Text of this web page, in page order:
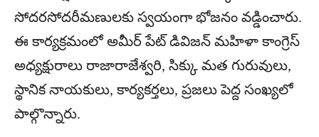
సోదరసోదరీమణులకు స్వయంగా భోజనం వడ్డించారు.
ఈ కార్యక్రమంలో అమీర్ పేట్ డివిజన్ మహిళా కాంగ్రెస్
అధ్యక్షురాలు రాజారాజేశ్వరి, సిక్కు మత గురువులు,
స్థానిక నాయకులు, కార్యకర్తలు, ప్రజలు పెద్ద సంఖ్యలో
పాల్గొన్నారు.